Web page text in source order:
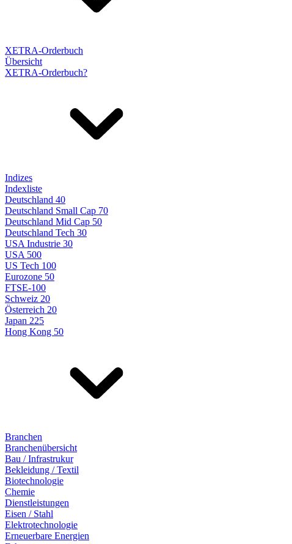
XETRA-Orderbuch
Übersicht
XETRA-Orderbuch?
Indizes
Indexliste
Deutschland 40
Deutschland Small Cap 70
Deutschland Mid Cap 50
Deutschland Tech 30
USA Industrie 30
USA 500
US Tech 100
Eurozone 50
FTSE-100
Schweiz 20
Österreich 20
Japan 225
Hong Kong 50
Branchen
Branchenübersicht
Bau / Infrastrukur
Bekleidung / Textil
Biotechnologie
Chemie
Dienstleistungen
Eisen / Stahl
Elektrotechnologie
Erneuerbare Energien